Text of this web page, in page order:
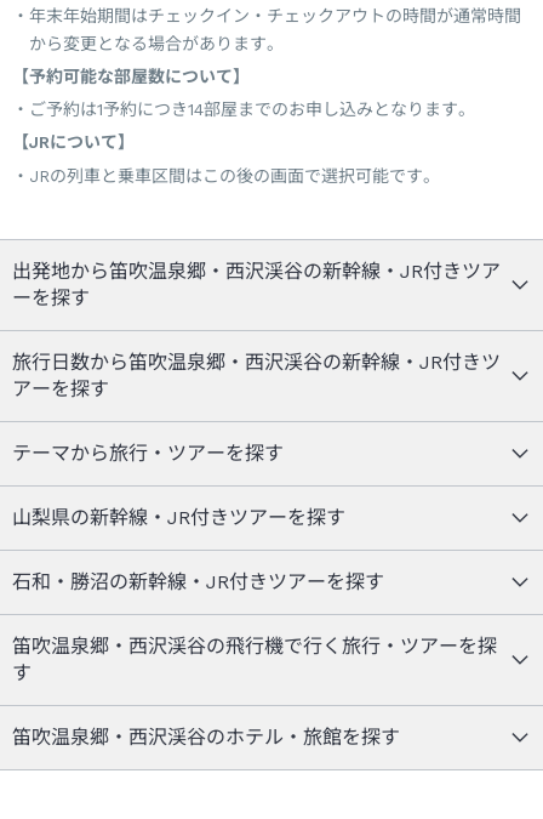
年末年始期間はチェックイン・チェックアウトの時間が通常時間
から変更となる場合があります。
【予約可能な部屋数について】
ご予約は1予約につき14部屋までのお申し込みとなります。
【JRについて】
JRの列車と乗車区間はこの後の画面で選択可能です。
出発地から笛吹温泉郷・西沢渓谷の新幹線・JR付きツア
ーを探す
旅行日数から笛吹温泉郷・西沢渓谷の新幹線・JR付きツ
アーを探す
テーマから旅行・ツアーを探す
山梨県の新幹線・JR付きツアーを探す
石和・勝沼の新幹線・JR付きツアーを探す
笛吹温泉郷・西沢渓谷の飛行機で行く旅行・ツアーを探
す
笛吹温泉郷・西沢渓谷のホテル・旅館を探す